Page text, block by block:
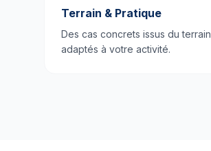
Terrain & Pratique
Des cas concrets issus du terrain,
adaptés à votre activité.